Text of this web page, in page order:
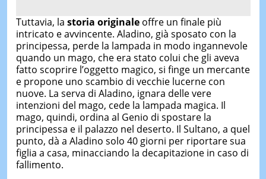
Tuttavia, la storia originaleoffre un finale più
intricato e avvincente. Aladino, già sposato con la
principessa, perde la lampada in modo ingannevole
quando un mago, che era stato colui che gli aveva
fatto scoprire l’oggetto magico, si finge un mercante
e propone uno scambio di vecchie lucerne con
nuove. La serva di Aladino, ignara delle vere
intenzioni del mago, cede la lampada magica. Il
mago, quindi, ordina al Genio di spostare la
principessa e il palazzo nel deserto. Il Sultano, a quel
punto, dà a Aladino solo 40 giorni per riportare sua
figlia a casa, minacciando la decapitazione in caso di
fallimento.